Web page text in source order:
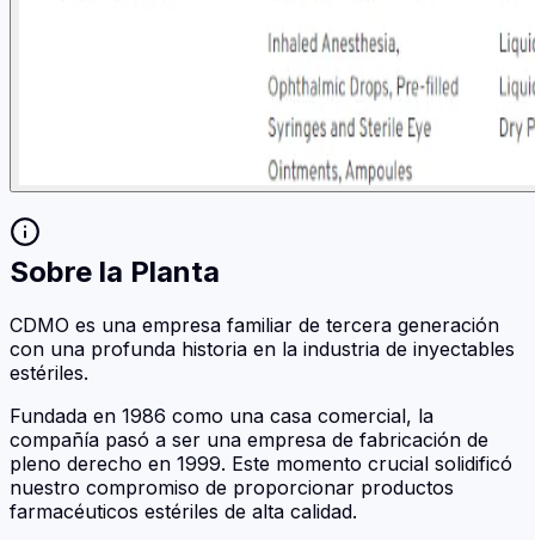
Sobre la Planta
CDMO es una empresa familiar de tercera generación
con una profunda historia en la industria de inyectables
estériles.
Fundada en 1986 como una casa comercial, la
compañía pasó a ser una empresa de fabricación de
pleno derecho en 1999. Este momento crucial solidificó
nuestro compromiso de proporcionar productos
farmacéuticos estériles de alta calidad.